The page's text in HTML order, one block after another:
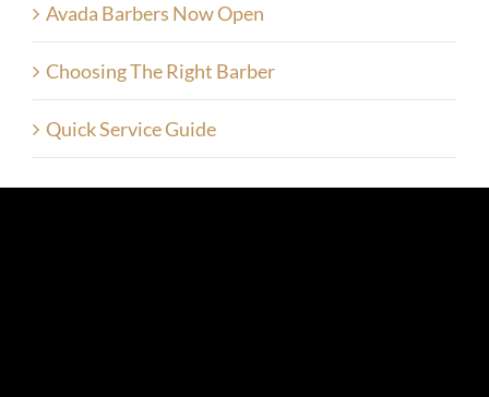
Avada Barbers Now Open
Choosing The Right Barber
Quick Service Guide